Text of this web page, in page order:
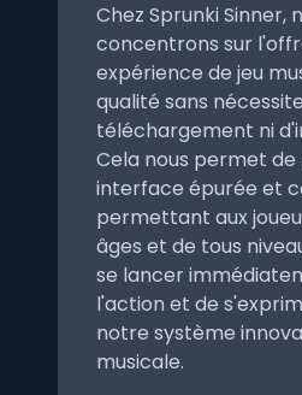
Chez Sprunki Sinner,
concentrons sur
expérience de jeu
qualité sans
téléchargement ni
Cela nous permet
interface épurée et
permettant aux
âges et de tous
se lancer
l'action et de
notre système
musicale.